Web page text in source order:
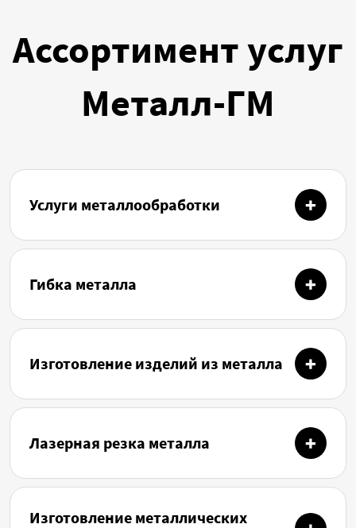
Ассортимент услуг
Металл-ГМ
Услуги металлообработки
Гибка металла
Изготовление изделий из металла
Лазерная резка металла
Изготовление металлических